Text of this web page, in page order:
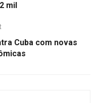
mil
Cuba com novas